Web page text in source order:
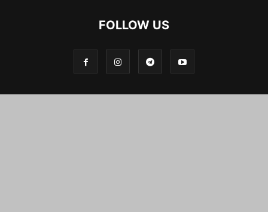
FOLLOW US